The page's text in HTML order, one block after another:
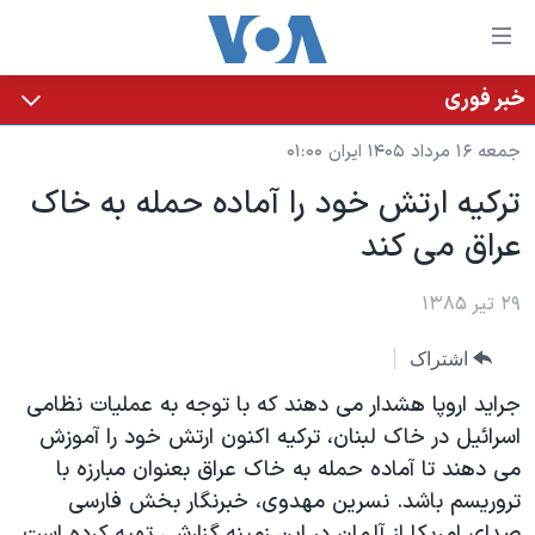
لینکهای
قابل
دسترسی
جهش
محتوای
اصلی
جهش
به
اصلی
جهش
به
جستجو
خانه
نسخه سبک وب‌سایت
موضوع ها
ایران
آمریکا
گزیده‌ها
ویژه برنامه‌ها
ویدیوها
برنامه های تلویزیونی
جدول برنامه ها
صفحه‌های ویژه
عملیات خشم حماسی
۲۵۰سالگی آمریکا
بایگانی برنامه‌های تلویزیونی
پخش رادیویی
یادگیری زبان انگلیسی
خبر فوری
جمعه ۱۶ مرداد ۱۴۰۵ ایران ۰۱:۰۰
ترکيه ارتش خود را آماده حمله به خاک
عراق می کند
۲۹ تیر ۱۳۸۵
اشتراک
جرايد اروپا هشدار می دهند که با توجه به عمليات نظامی
اسرائيل در خاک لبنان، ترکيه اکنون ارتش خود را آموزش
می دهند تا آماده حمله به خاک عراق بعنوان مبارزه با
تروريسم باشد. نسرين مهدوی، خبرنگار بخش فارسی